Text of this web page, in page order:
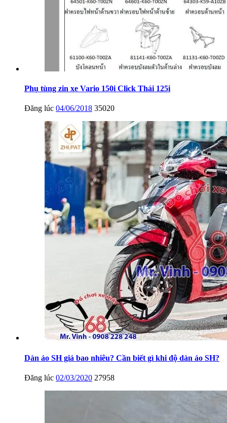
Phụ tùng zin xe Vario 150i Click Thái 125i
Đăng lúc 04/06/2018 35020
Dàn áo SH giá bao nhiêu? Cần biết gì khi độ dàn áo SH?
Đăng lúc 02/03/2020 27958